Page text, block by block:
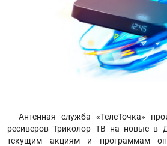
Антенная служба «ТелеТочка»
ресиверов Триколор ТВ на новые в
текущим акциям и программам